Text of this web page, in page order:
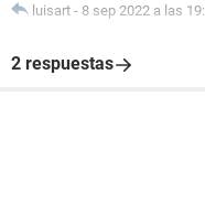
luisart - 8 sep 2022 a las
2 respuestas